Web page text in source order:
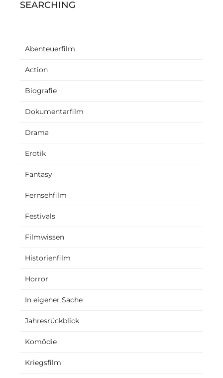
SEARCHING
Abenteuerfilm
Action
Biografie
Dokumentarfilm
Drama
Erotik
Fantasy
Fernsehfilm
Festivals
Filmwissen
Historienfilm
Horror
In eigener Sache
Jahresrückblick
Komödie
Kriegsfilm